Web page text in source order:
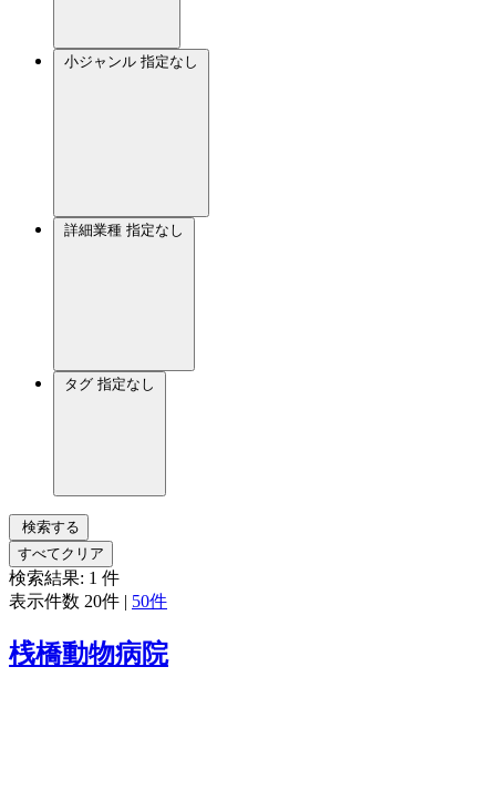
小ジャンル 指定なし
詳細業種 指定なし
タグ 指定なし
検索する
すべてクリア
検索結果: 1 件
表示件数 20件 | 50件
桟橋動物病院